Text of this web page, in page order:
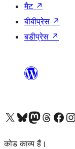
मैट ↗
बीबीप्रेस ↗
बडीप्रेस ↗
Visit our X (formerly Twitter) account
हमारे बलुस्की खाते पर जाएँVisit our Mastodon account
हमारे थ्रेड्स अकाउंट पर जाएंहमारे फेसबुक पेज पर जाएँहमारे
कोड काव्य हैं।